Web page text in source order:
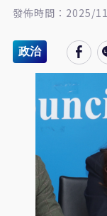
發佈時間：2025/
政治